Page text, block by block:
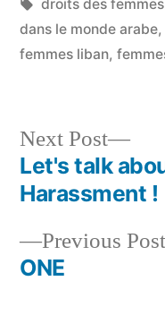
droits des
dans le monde arabe,
femmes liban,
Post
navigation
Previous Post
ONE
Next Post
Next
Let's talk
Harassment !